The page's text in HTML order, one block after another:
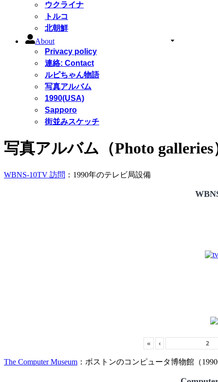
ウクライナ
トルコ
北朝鮮
About
Privacy policy
連絡: Contact
ルピちゃん物語
写真アルバム
1990(USA)
Sapporo
街並みスケッチ
写真アルバム（Photo galleries
WBNS-10TV 訪問 ：1990年のテレビ局設備
« ‹
The Computer Museum ：ボストンのコンピュータ博物館（